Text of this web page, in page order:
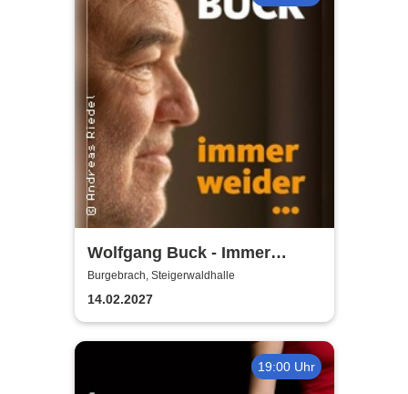
Wolfgang Buck - Immer
weider
Burgebrach, Steigerwaldhalle
14.02.2027
19:00 Uhr